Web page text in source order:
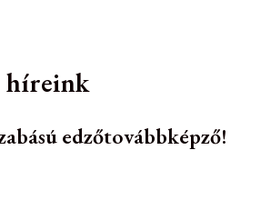
híreink
edzőtovábbképző!